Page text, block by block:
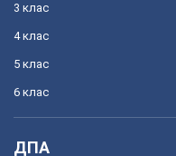
3 клас
4 клас
5 клас
6 клас
ДПА